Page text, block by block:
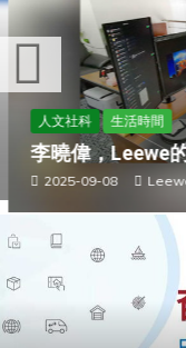
人文社科 生活時間
李曉偉，Leewe
2025-09-08 Leewe